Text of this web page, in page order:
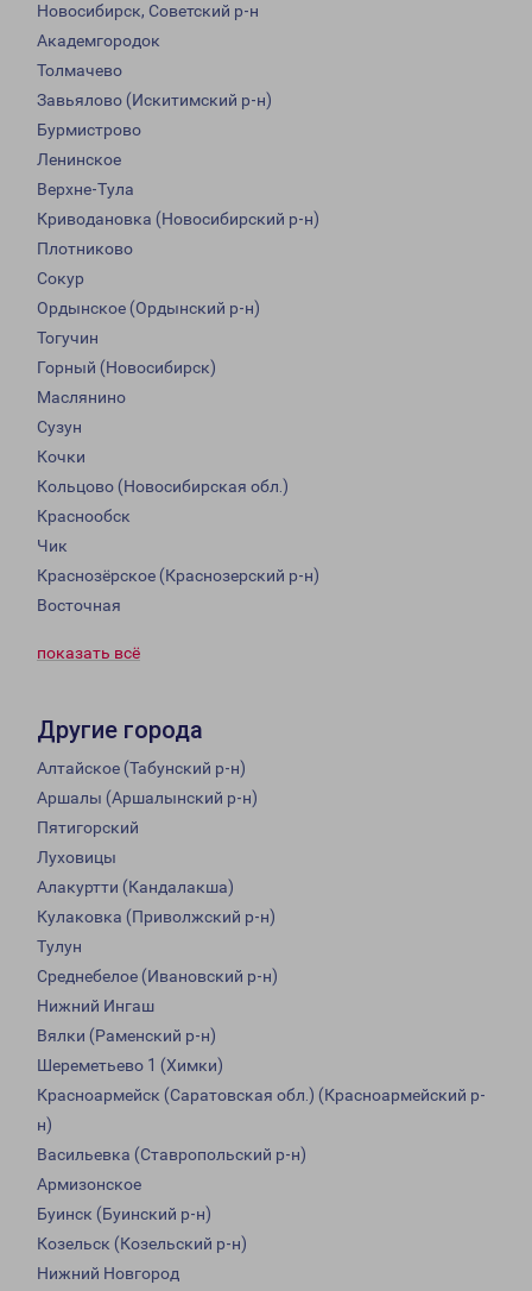
Новосибирск, Советский р-н
Академгородок
Толмачево
Завьялово (Искитимский р-н)
Бурмистрово
Ленинское
Верхне-Тула
Криводановка (Новосибирский р-н)
Плотниково
Сокур
Ордынское (Ордынский р-н)
Тогучин
Горный (Новосибирск)
Маслянино
Сузун
Кочки
Кольцово (Новосибирская обл.)
Краснообск
Чик
Краснозёрское (Краснозерский р-н)
Восточная
показать всё
Другие города
Алтайское (Табунский р-н)
Аршалы (Аршалынский р-н)
Пятигорский
Луховицы
Алакуртти (Кандалакша)
Кулаковка (Приволжский р-н)
Тулун
Среднебелое (Ивановский р-н)
Нижний Ингаш
Вялки (Раменский р-н)
Шереметьево 1 (Химки)
Красноармейск (Саратовская обл.) (Красноармейский р-
н)
Васильевка (Ставропольский р-н)
Армизонское
Буинск (Буинский р-н)
Козельск (Козельский р-н)
Нижний Новгород